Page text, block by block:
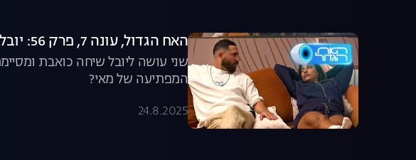
האח הגדול, עונה 7, פרק 56: יובל ושני נפרדים
שני עושה ליובל שיחה כואבת
המפתיעה של מאי?
24.8.2025